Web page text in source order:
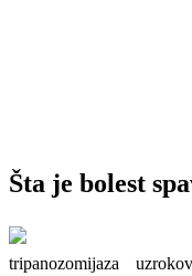
Šta je bolest
tripanozomijaza